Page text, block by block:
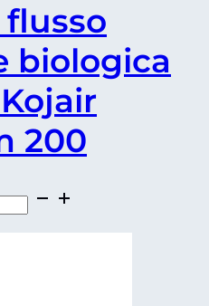
flusso
biologica
200